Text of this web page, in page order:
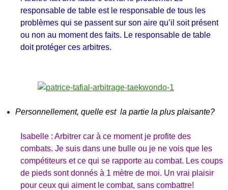
responsable de table est le responsable de tous les
problèmes qui se passent sur son aire qu’il soit présent
ou non au moment des faits. Le responsable de table
doit protéger ces arbitres.
Personnellement, quelle est la partie la plus plaisante?
Isabelle : Arbitrer car à ce moment je profite des
combats. Je suis dans une bulle ou je ne vois que les
compétiteurs et ce qui se rapporte au combat. Les coups
de pieds sont donnés à 1 mètre de moi. Un vrai plaisir
pour ceux qui aiment le combat, sans combattre!